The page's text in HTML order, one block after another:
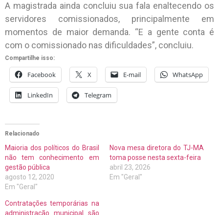
A magistrada ainda concluiu sua fala enaltecendo os
servidores comissionados, principalmente em
momentos de maior demanda. “E a gente conta é
com o comissionado nas dificuldades”, concluiu.
Compartilhe isso:
Facebook X E-mail WhatsApp
LinkedIn Telegram
Relacionado
Maioria dos políticos do Brasil
não tem conhecimento em
gestão pública
agosto 12, 2020
Em "Geral"
Nova mesa diretora do TJ-MA
toma posse nesta sexta-feira
abril 23, 2026
Em "Geral"
Contratações temporárias na
administração municipal são